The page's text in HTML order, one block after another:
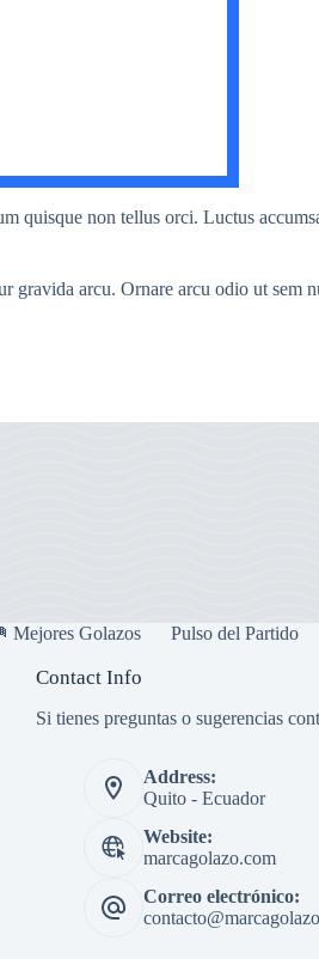
non tellus orci. Luctus
gravida arcu. Ornare arcu odio ut sem
Mejores Golazos Pulso del Partido
Contact Info
Si tienes preguntas o sugerencias
Address:
Quito - Ecuador
Website:
marcagolazo.com
Correo electrónico: